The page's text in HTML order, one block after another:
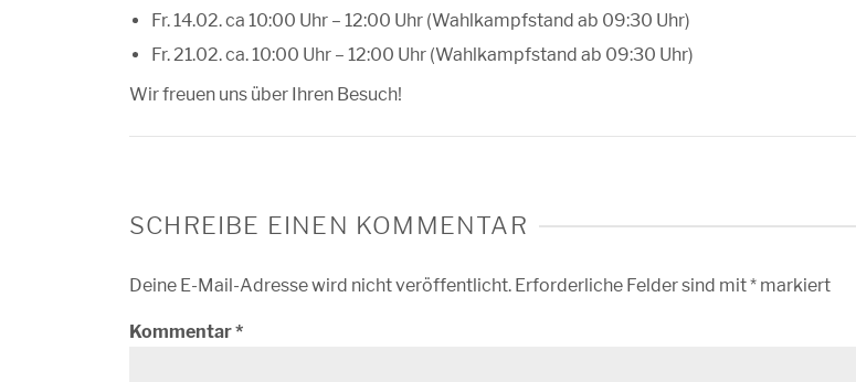
Fr. 14.02. ca 10:00 Uhr – 12:00 Uhr (Wahlkampfstand ab 09:30 Uhr)
Fr. 21.02. ca. 10:00 Uhr – 12:00 Uhr (Wahlkampfstand ab 09:30 Uhr)
Wir freuen uns über Ihren Besuch!
SCHREIBE EINEN KOMMENTAR
Deine E-Mail-Adresse wird nicht veröffentlicht. Erforderliche Felder sind mit* markiert
Kommentar*